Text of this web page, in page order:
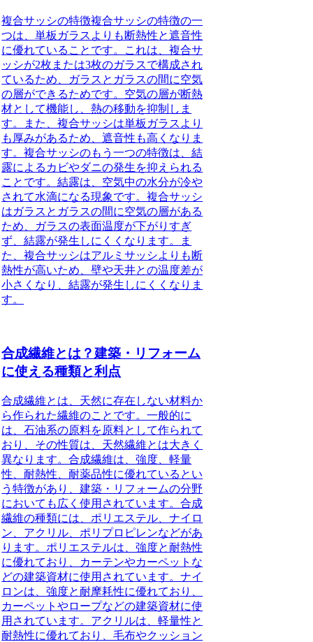
複合サッシの特徴複合サッシの特徴の一
つは、単板ガラスよりも断熱性と遮音性
に優れていることです。これは、複合サ
ッシが2枚または3枚のガラスで構成され
ているため、ガラスとガラスの間に空気
の層ができるためです。空気の層が断熱
材として機能し、熱の移動を抑制しま
す。また、複合サッシは単板ガラスより
も厚みがあるため、遮音性も高くなりま
す。複合サッシのもう一つの特徴は、結
露によるカビやダニの発生を抑えられる
ことです。結露は、空気中の水分が冷や
されて水滴になる現象です。複合サッシ
はガラスとガラスの間に空気の層がある
ため、ガラスの表面温度が下がりすぎ
ず、結露が発生しにくくなります。ま
た、複合サッシはアルミサッシよりも断
熱性が高いため、壁や天井との温度差が
小さくなり、結露が発生しにくくなりま
す。
合成繊維とは？建築・リフォーム
に使える種類と利点
合成繊維とは、天然に存在しない材料か
ら作られた繊維のことです。一般的に
は、石油系の原料を原料として作られて
おり、その性質は、天然繊維とは大きく
異なります。合成繊維は、強度、軽量
性、耐熱性、耐薬品性に優れているとい
う特徴があり、建築・リフォームの分野
においても広く使用されています。合成
繊維の種類には、ポリエステル、ナイロ
ン、アクリル、ポリプロピレンなどがあ
ります。ポリエステルは、強度と耐熱性
に優れており、カーテンやカーペットな
どの建築資材に使用されています。ナイ
ロンは、強度と耐摩耗性に優れており、
カーペットやロープなどの建築資材に使
用されています。アクリルは、軽量性と
耐熱性に優れており、毛布やクッション